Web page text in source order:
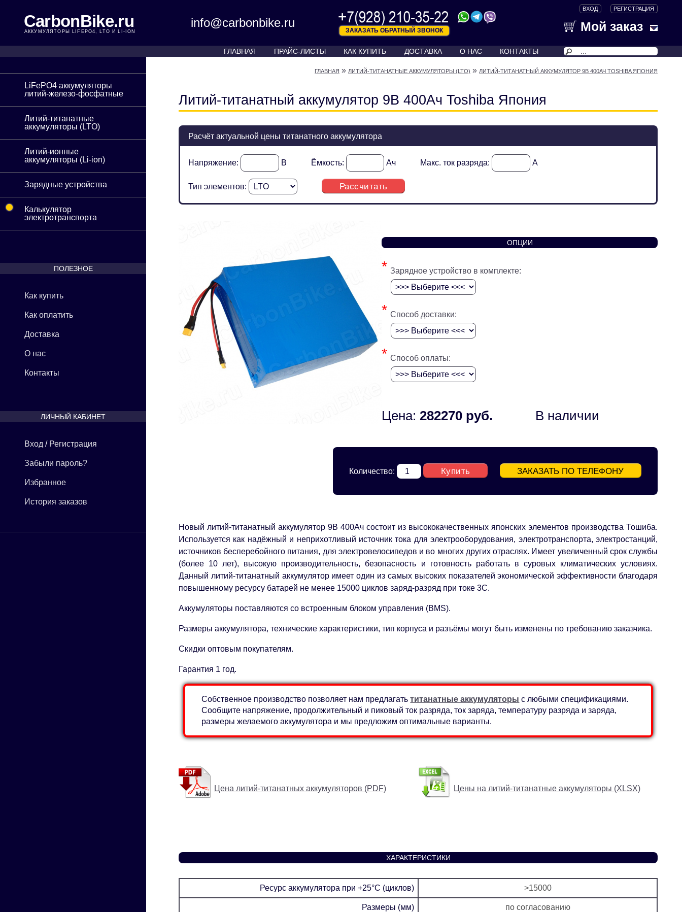
CarbonBike.ru
АККУМУЛЯТОРЫ LIFEPO4, LTO И LI-ION
info@carbonbike.ru
ЗАКАЗАТЬ ОБРАТНЫЙ ЗВОНОК Мой заказ
ВХОД РЕГИСТРАЦИЯ
ГЛАВНАЯ ПРАЙС-ЛИСТЫ КАК КУПИТЬ ДОСТАВКА О НАС КОНТАКТЫ
LiFePO4 аккумуляторы
литий-железо-фосфатные
Литий-титанатные
аккумуляторы (LTO)
Литий-ионные
аккумуляторы (Li-ion)
Зарядные устройства
•
Калькулятор
электротранспорта
ПОЛЕЗНОЕ
Как купить
Как оплатить
Доставка
О нас
Контакты
ЛИЧНЫЙ КАБИНЕТ
Вход / Регистрация
Забыли пароль?
Избранное
История заказов
ГЛАВНАЯ » ЛИТИЙ-ТИТАНАТНЫЕ АККУМУЛЯТОРЫ (LTO) » ЛИТИЙ-ТИТАНАТНЫЙ АККУМУЛЯТОР 9В 400АЧ TOSHIBA ЯПОНИЯ
Литий-титанатный аккумулятор 9В 400Ач Toshiba Япония
Расчёт актуальной цены титанатного аккумулятора
Напряжение: В Ёмкость: Ач Макс. ток разряда: А
Тип элементов: Рассчитать
ОПЦИИ
* Зарядное устройство в комплекте:
* Способ доставки:
* Способ оплаты:
Цена: 282270 руб. В наличии
Количество: Купить ЗАКАЗАТЬ ПО ТЕЛЕФОНУ
Новый литий-титанатный аккумулятор 9В 400Ач состоит из высококачественных японских элементов производства Тошиба.
Используется как надёжный и неприхотливый источник тока для электрооборудования, электротранспорта, электростанций,
источников бесперебойного питания, для электровелосипедов и во многих других отраслях. Имеет увеличенный срок службы
(более 10 лет), высокую производительность, безопасность и готовность работать в суровых климатических условиях.
Данный литий-титанатный аккумулятор имеет один из самых высоких показателей экономической эффективности благодаря
повышенному ресурсу батарей не менее 15000 циклов заряд-разряд при токе 3C.
Аккумуляторы поставляются со встроенным блоком управления (BMS).
Размеры аккумулятора, технические характеристики, тип корпуса и разъёмы могут быть изменены по требованию заказчика.
Скидки оптовым покупателям.
Гарантия 1 год.
Собственное производство позволяет нам предлагатьтитанатные аккумуляторы с любыми спецификациями.
Сообщите напряжение, продолжительный и пиковый ток разряда, ток заряда, температуру разряда и заряда,
размеры желаемого аккумулятора и мы предложим оптимальные варианты.
Цена литий-титанатных аккумуляторов (PDF) Цены на литий-титанатные аккумуляторы (XLSX)
ХАРАКТЕРИСТИКИ
Ресурс аккумулятора при +25°C (циклов) >15000
Размеры (мм) по согласованию